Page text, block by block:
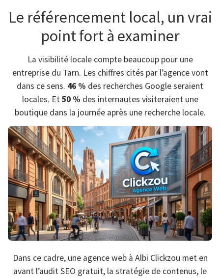
Le référencement local, un vrai
point fort à examiner
La visibilité locale compte beaucoup pour une
entreprise du Tarn. Les chiffres cités par l’agence vont
dans ce sens. 46 % des recherches Google seraient
locales. Et50 % des internautes visiteraient une
boutique dans la journée après une recherche locale.
Dans ce cadre, une agence web à Albi Clickzou met en
avant l’audit SEO gratuit, la stratégie de contenus, le